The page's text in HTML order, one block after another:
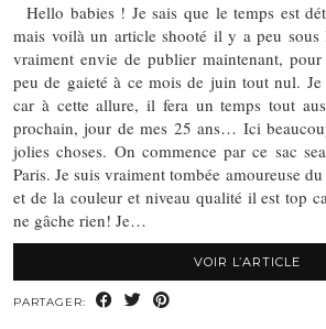
Hello babies ! Je sais que le temps est
mais voilà un article shooté il y a peu sous
vraiment envie de publier maintenant, pour
peu de gaieté à ce mois de juin tout nul.
car à cette allure, il fera un temps tout
prochain, jour de mes 25 ans… Ici
jolies choses. On commence par ce sac
Paris. Je suis vraiment tombée amoureuse
et de la couleur et niveau qualité il est top
ne gâche rien! Je…
VOIR L’ARTICLE
PARTAGER: